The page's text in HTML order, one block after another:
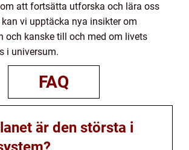
att fortsätta utforska och lära oss
vi upptäcka nya insikter om
och kanske till och med om livets
i universum.
FAQ
är den största i